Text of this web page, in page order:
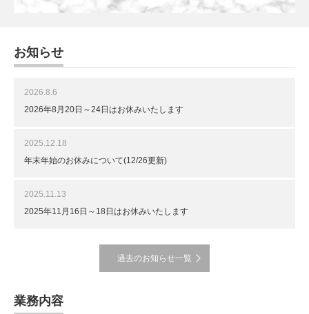
お知らせ
2026.8.6
2026年8月20日～24日はお休みいたします
2025.12.18
年末年始のお休みについて(12/26更新)
2025.11.13
2025年11月16日～18日はお休みいたします
過去のお知らせ一覧
業務内容